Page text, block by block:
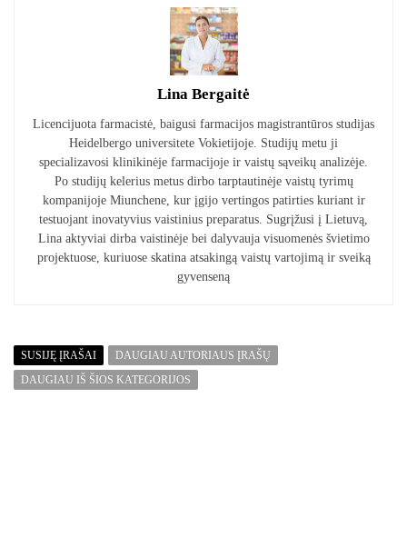
Lina Bergaitė
Licencijuota farmacistė, baigusi farmacijos magistrantūros studijas
Heidelbergo universitete Vokietijoje. Studijų metu ji
specializavosi klinikinėje farmacijoje ir vaistų sąveikų analizėje.
Po studijų kelerius metus dirbo tarptautinėje vaistų tyrimų
kompanijoje Miunchene, kur įgijo vertingos patirties kuriant ir
testuojant inovatyvius vaistinius preparatus. Sugrįžusi į Lietuvą,
Lina aktyviai dirba vaistinėje bei dalyvauja visuomenės švietimo
projektuose, kuriuose skatina atsakingą vaistų vartojimą ir sveiką
gyvenseną
SUSIJĘ ĮRAŠAI
DAUGIAU AUTORIAUS ĮRAŠŲ
DAUGIAU IŠ ŠIOS KATEGORIJOS